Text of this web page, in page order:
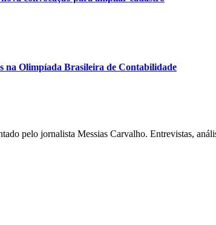
na Olimpíada Brasileira de Contabilidade
pelo jornalista Messias Carvalho. Entrevistas,